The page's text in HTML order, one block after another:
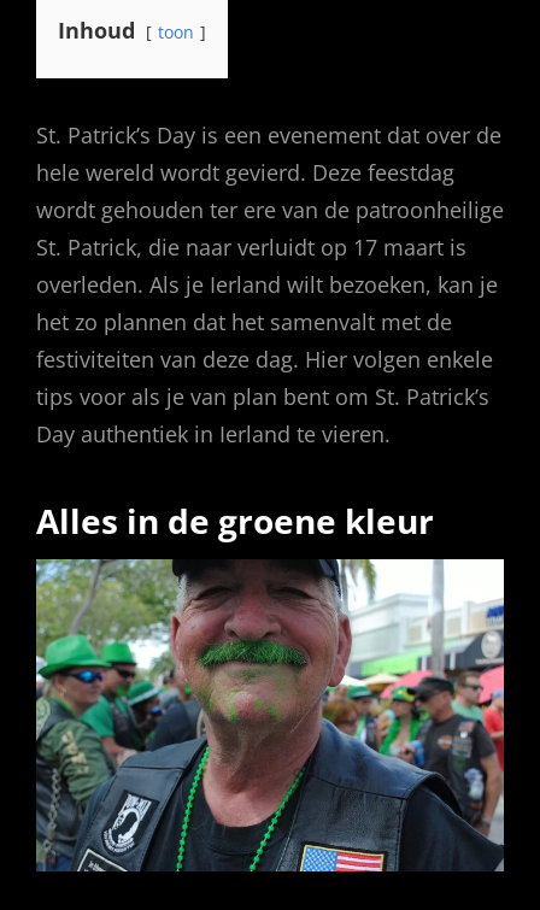
Inhoud toon
St. Patrick’s Day is een evenement dat over de
hele wereld wordt gevierd. Deze feestdag
wordt gehouden ter ere van de patroonheilige
St. Patrick, die naar verluidt op 17 maart is
overleden. Als je Ierland wilt bezoeken, kan je
het zo plannen dat het samenvalt met de
festiviteiten van deze dag. Hier volgen enkele
tips voor als je van plan bent om St. Patrick’s
Day authentiek in Ierland te vieren.
Alles in de groene kleur